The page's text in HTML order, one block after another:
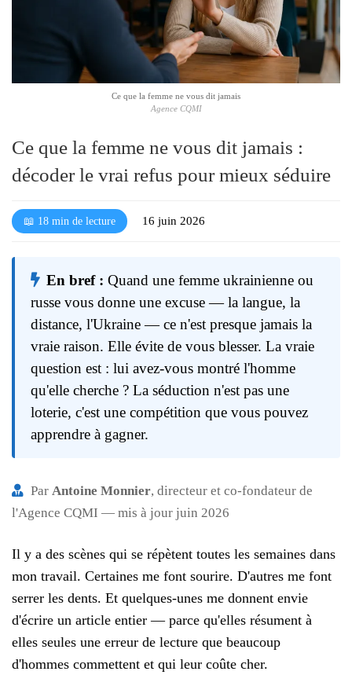
é
Ce que la femme ne vous dit jamais
Agence CQMI
Ce que la femme ne vous dit jamais :
décoder le vrai refus pour mieux séduire
📖 18 min de lecture 16 juin 2026
En bref : Quand une femme ukrainienne ou
russe vous donne une excuse — la langue, la
distance, l'Ukraine — ce n'est presque jamais la
vraie raison. Elle évite de vous blesser. La vraie
question est : lui avez-vous montré l'homme
qu'elle cherche ? La séduction n'est pas une
loterie, c'est une compétition que vous pouvez
apprendre à gagner.
Par Antoine Monnier, directeur et co-fondateur de
l'Agence CQMI — mis à jour juin 2026
Il y a des scènes qui se répètent toutes les semaines dans
mon travail. Certaines me font sourire. D'autres me font
serrer les dents. Et quelques-unes me donnent envie
d'écrire un article entier — parce qu'elles résument à
elles seules une erreur de lecture que beaucoup
d'hommes commettent et qui leur coûte cher.